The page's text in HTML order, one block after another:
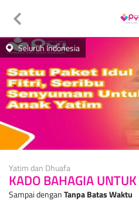
Seluruh Indonesia
Yatim dan Dhuafa
KADO BAHAGIA
Sampai denganTanpa Batas Waktu